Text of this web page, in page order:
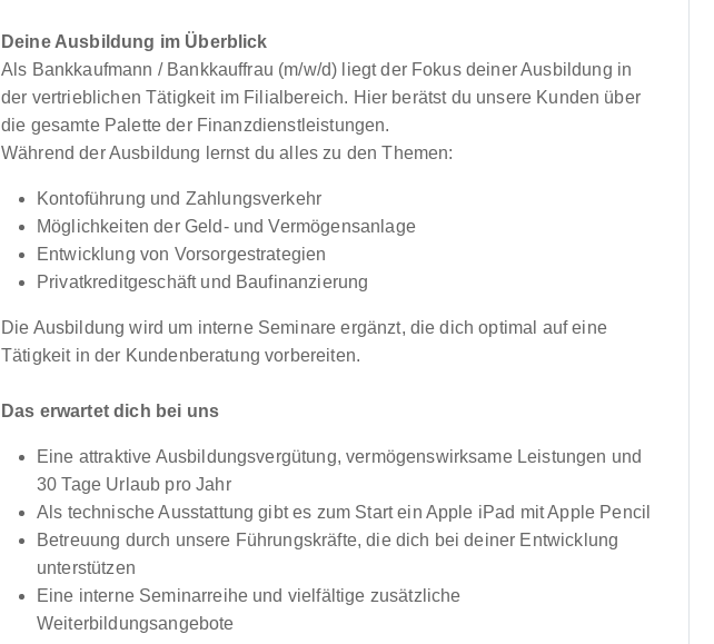
Deine Ausbildung im Überblick
Als Bankkaufmann / Bankkauffrau (m/w/d) liegt der Fokus deiner Ausbildung in
der vertrieblichen Tätigkeit im Filialbereich. Hier berätst du unsere Kunden über
die gesamte Palette der Finanzdienstleistungen.
Während der Ausbildung lernst du alles zu den Themen:
Kontoführung und Zahlungsverkehr
Möglichkeiten der Geld- und Vermögensanlage
Entwicklung von Vorsorgestrategien
Privatkreditgeschäft und Baufinanzierung
Die Ausbildung wird um interne Seminare ergänzt, die dich optimal auf eine
Tätigkeit in der Kundenberatung vorbereiten.
Das erwartet dich bei uns
Eine attraktive Ausbildungsvergütung, vermögenswirksame Leistungen und
30 Tage Urlaub pro Jahr
Als technische Ausstattung gibt es zum Start ein Apple iPad mit Apple Pencil
Betreuung durch unsere Führungskräfte, die dich bei deiner Entwicklung
unterstützen
Eine interne Seminarreihe und vielfältige zusätzliche
Weiterbildungsangebote